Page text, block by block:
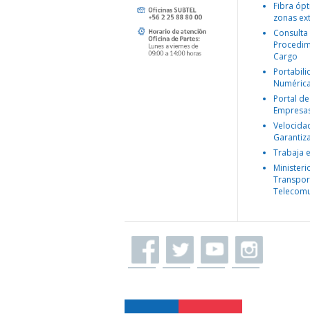
Fibra
zonas
Consulta
Cargo
Portal
Trabaja